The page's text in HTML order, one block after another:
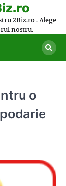
2Biz.ro . Alege
nostru.
o